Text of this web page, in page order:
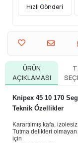
Hızlı Gönderi
ÜRÜN
AÇIKLAMASI
Knipex 45 10 170
Teknik Özellikler
Karartılmış kafa,
Tutma delikleri olmayan
için